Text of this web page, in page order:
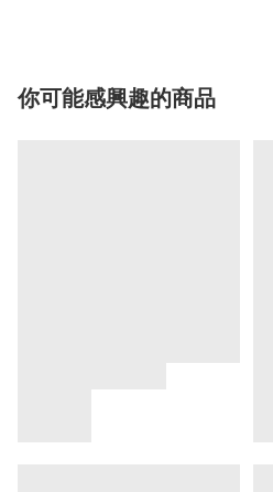
你可能感興趣的商品